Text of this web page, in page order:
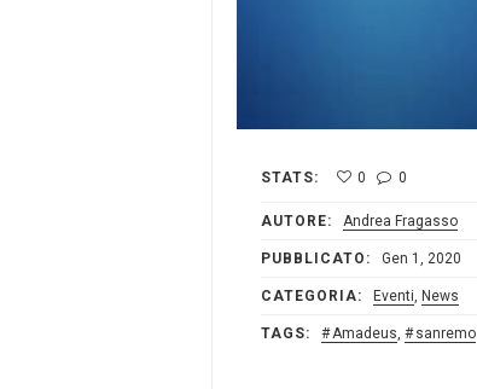
STATS: 0 0
AUTORE: Andrea Fragasso
PUBBLICATO: Gen 1, 2020
CATEGORIA: Eventi, News
TAGS: Amadeus, sanremo